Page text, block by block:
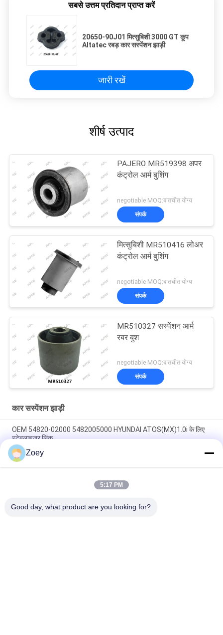
सबसे उत्तम प्रतिदान प्राप्त करें
20650-90J01 मित्सुबिशी 3000 GT कूप
Altatec रबड़ कार सस्पेंशन झाड़ी
जारी रखें
शीर्ष उत्पाद
PAJERO MR519398 अपर
कंट्रोल आर्म बुशिंग
negotiable MOQ:बातचीत योग्य
संपर्क
मित्सुबिशी MR510416 लोअर
कंट्रोल आर्म बुशिंग
negotiable MOQ:बातचीत योग्य
संपर्क
MR510327 सस्पेंशन आर्म
रबर बुश
negotiable MOQ:बातचीत योग्य
संपर्क
कार सस्पेंशन झाड़ी
OEM 54820-02000 5482005000 HYUNDAI ATOS(MX)1.0i के लिए
स्टेबलाइजर लिंक
OEM FL3Z3084B FL3Z3085B FL343A188A फोर्ड F-150 एक्सटेंडेड के
लिए आर्म बुश
OEM FL3Z3050B FL3Z-3050-C फोर्ड F-150 / EXPEDITION के लिए बॉल
Zoey
5:17 PM
Good day, what product are you looking for?